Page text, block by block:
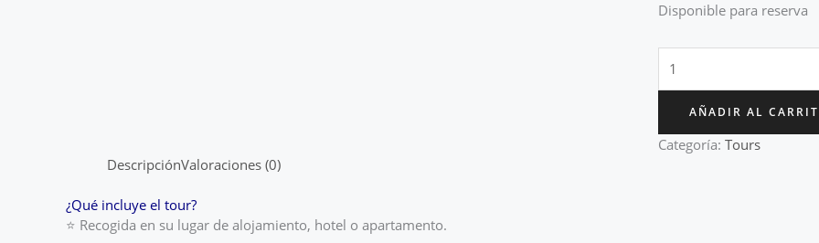
Disponible para reserva
AÑADIR AL
Categoría: Tours
DescripciónValoraciones (0)
¿Qué incluye el tour?
⭐ Recogida en su lugar de alojamiento, hotel o apartamento.